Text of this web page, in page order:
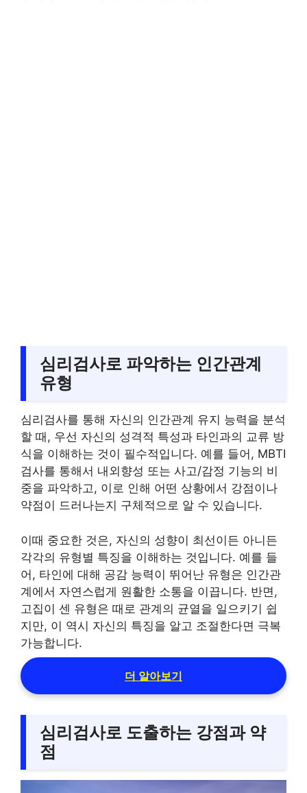
심리검사로 파악하는 인간관계
유형
심리검사를 통해 자신의 인간관계 유지 능력을 분석
할 때, 우선 자신의 성격적 특성과 타인과의 교류 방
식을 이해하는 것이 필수적입니다. 예를 들어, MBTI
검사를 통해서 내외향성 또는 사고/감정 기능의 비
중을 파악하고, 이로 인해 어떤 상황에서 강점이나
약점이 드러나는지 구체적으로 알 수 있습니다.
이때 중요한 것은, 자신의 성향이 최선이든 아니든
각각의 유형별 특징을 이해하는 것입니다. 예를 들
어, 타인에 대해 공감 능력이 뛰어난 유형은 인간관
계에서 자연스럽게 원활한 소통을 이끕니다. 반면,
고집이 센 유형은 때로 관계의 균열을 일으키기 쉽
지만, 이 역시 자신의 특징을 알고 조절한다면 극복
가능합니다.
더 알아보기
심리검사로 도출하는 강점과 약
점